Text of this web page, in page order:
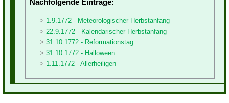
Nachfolgende Einträge:
1.9.1772 - Meteorologischer Herbstanfang
22.9.1772 - Kalendarischer Herbstanfang
31.10.1772 - Reformationstag
31.10.1772 - Halloween
1.11.1772 - Allerheiligen